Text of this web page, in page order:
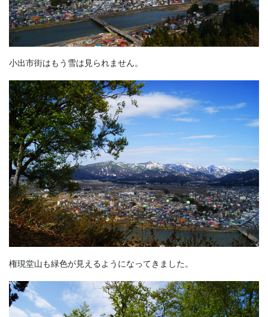
小出市街はもう雪は見られません。
権現堂山も緑色が見えるようになってきました。